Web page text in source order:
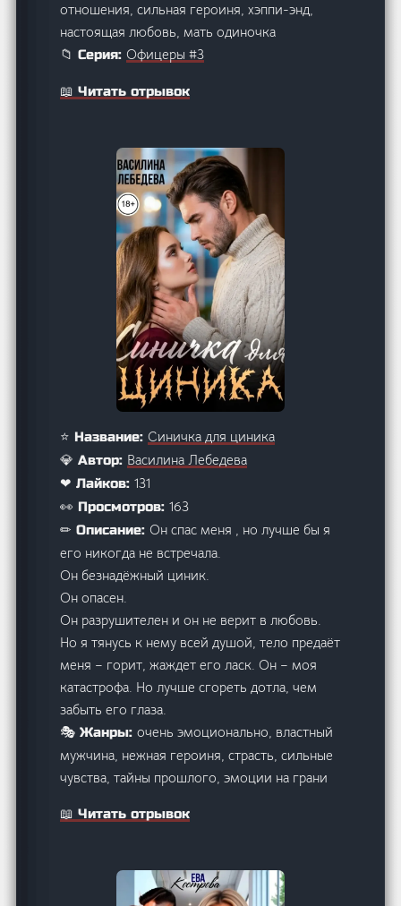
отношения, сильная героиня, хэппи-энд,
настоящая любовь, мать одиночка
📁 Серия:Офицеры #3
📖 Читать отрывок
⭐ Название:Синичка для циника
💎 Автор: Василина Лебедева
❤ Лайков:131
👀 Просмотров:163
✏ Описание:Он спас меня , но лучше бы я
его никогда не встречала.
Он безнадёжный циник.
Он опасен.
Он разрушителен и он не верит в любовь.
Но я тянусь к нему всей душой, тело предаёт
меня – горит, жаждет его ласк. Он – моя
катастрофа. Но лучше сгореть дотла, чем
забыть его глаза.
🎭 Жанры:очень эмоционально, властный
мужчина, нежная героиня, страсть, сильные
чувства, тайны прошлого, эмоции на грани
📖 Читать отрывок